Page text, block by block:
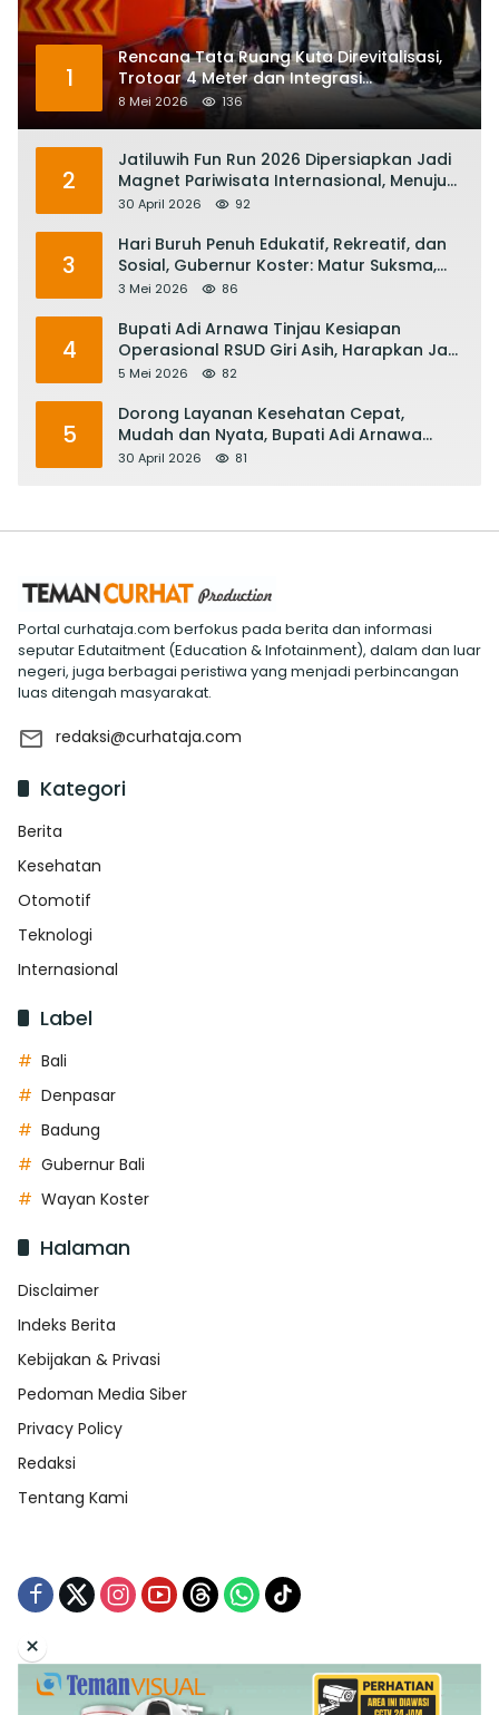
1
Rencana Tata Ruang Kuta Direvitalisasi,
Trotoar 4 Meter dan Integrasi
Transportasi Listrik
8 Mei 2026 136
2
Jatiluwih Fun Run 2026 Dipersiapkan Jadi
Magnet Pariwisata Internasional, Menuju
Satu Abad Pariwisata Bali
30 April 2026 92
3
Hari Buruh Penuh Edukatif, Rekreatif, dan
Sosial, Gubernur Koster: Matur Suksma,
Keringat Pekerja Mesin Ekonomi Bali
3 Mei 2026 86
4
Bupati Adi Arnawa Tinjau Kesiapan
Operasional RSUD Giri Asih, Harapkan Jadi
RS Rujukan Terbaik
5 Mei 2026 82
5
Dorong Layanan Kesehatan Cepat,
Mudah dan Nyata, Bupati Adi Arnawa
Evaluasi ‘Mantap Nak Badung’
30 April 2026 81
Portal curhataja.com berfokus pada berita dan informasi
seputar Edutaitment (Education & Infotainment), dalam dan luar
negeri, juga berbagai peristiwa yang menjadi perbincangan
luas ditengah masyarakat.
redaksi@curhataja.com
Kategori
Berita
Kesehatan
Otomotif
Teknologi
Internasional
Label
Bali
Denpasar
Badung
Gubernur Bali
Wayan Koster
Halaman
Disclaimer
Indeks Berita
Kebijakan & Privasi
Pedoman Media Siber
Privacy Policy
Redaksi
Tentang Kami
Tentang Kami Redaksi
Indeks Berita
Disclaimer
Pedoman Media Siber
×